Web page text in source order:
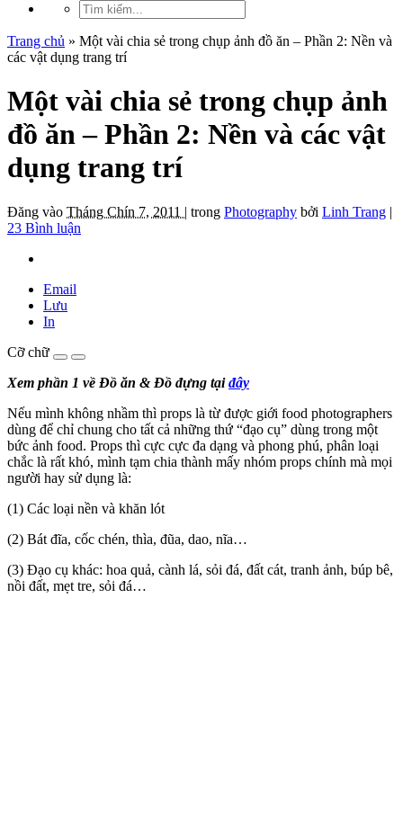
Trang chủ » Một vài chia sẻ trong chụp ảnh đồ ăn – Phần 2: Nền và
các vật dụng trang trí
Một vài chia sẻ trong chụp ảnh
đồ ăn – Phần 2: Nền và các vật
dụng trang trí
Đăng vào Tháng Chín 7, 2011 | trong Photography bởi Linh Trang |
23 Bình luận
Email
Lưu
In
Cỡ chữ
Xem phần 1 về Đồ ăn & Đồ đựng tạiđây
Nếu mình không nhầm thì props là từ được giới food photographers
dùng để chỉ chung cho tất cả những thứ “đạo cụ” dùng trong một
bức ảnh food. Props thì cực cực đa dạng và phong phú, phân loại
chắc là rất khó, mình tạm chia thành mấy nhóm props chính mà mọi
người hay sử dụng là:
(1) Các loại nền và khăn lót
(2) Bát đĩa, cốc chén, thìa, đũa, dao, nĩa…
(3) Đạo cụ khác: hoa quả, cành lá, sỏi đá, đất cát, tranh ảnh, búp bê,
nồi đất, mẹt tre, sỏi đá…